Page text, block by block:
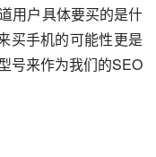
用户具体要买的是什
买手机的可能性更是
号来作为我们的SEO